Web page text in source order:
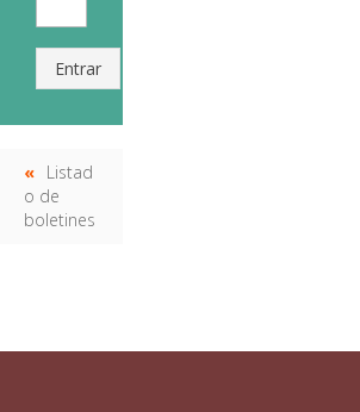
Entrar
Listad
o de
boletines